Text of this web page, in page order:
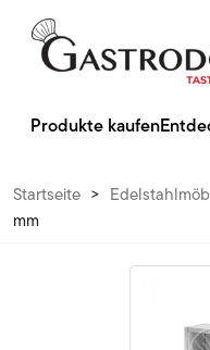
Produkte kaufen
Startseite >
mm